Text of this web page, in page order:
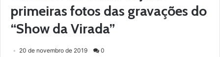
primeiras fotos das gravações do
“Show da Virada”
20 de novembro de 2019 0